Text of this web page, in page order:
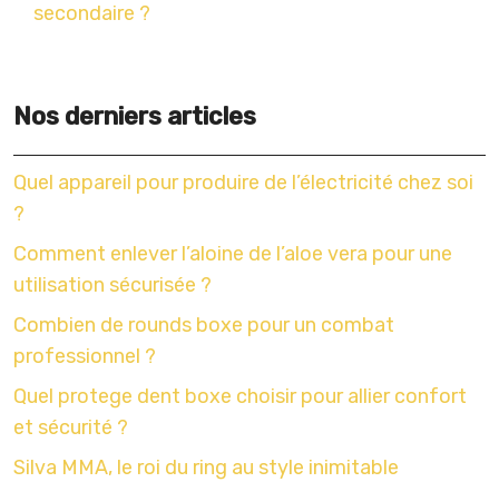
secondaire ?
Nos derniers articles
Quel appareil pour produire de l’électricité chez soi
?
Comment enlever l’aloine de l’aloe vera pour une
utilisation sécurisée ?
Combien de rounds boxe pour un combat
professionnel ?
Quel protege dent boxe choisir pour allier confort
et sécurité ?
Silva MMA, le roi du ring au style inimitable